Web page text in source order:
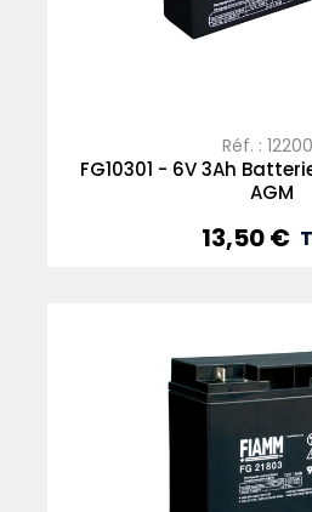
Réf. :
FG10301 - 6V 3Ah
AGM
Prix
13,50 €